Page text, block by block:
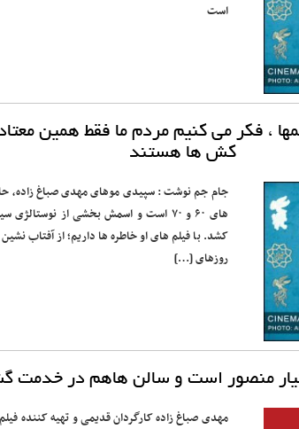
است
، فکر می کنیم مردم ما فقط همین
کش ها هستند
جام جم نوشت : سپیدی موهای مهدی صباغ زاده،
های ۶۰ و ۷۰ است و اسمش بخشی از
کشد. با فیلم های او خاطره ها داریم؛ از آفتاب
روزهای […]
منصور است و سالن هاهم در خدمت
مهدی صباغ زاده کارگردان قدیمی و تهیه کننده